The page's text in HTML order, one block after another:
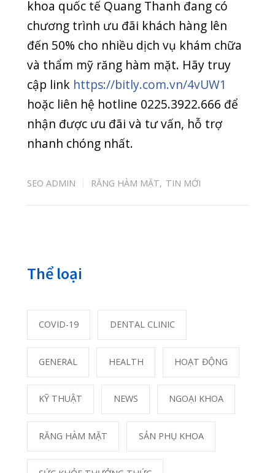
VỤ 7 NGÀY/TUẦN
20/07/2026
BIẾN CHỨNG HOẠI TỬ ĐEN NGÓN TAY SAU KHI
BỊ RẮN CẮN
08/07/2026
“NẠN ĐÓI TIỀM ẨN” – KẺ THẦM LẶNG CƯỚP ĐI
CƠ HỘI PHÁT TRIỂN CỦA CON
07/07/2026
Đừng quên 8 khung giờ vàng thải độc cho 88741
25/05/2020